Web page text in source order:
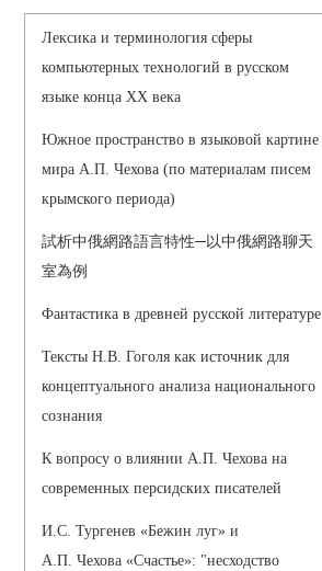
Лексика и терминология сферы
компьютерных технологий в русском
языке конца XX века
Южное пространство в языковой картине
мира А.П. Чехова (по материалам писем
крымского периода)
試析中俄網路語言特性─以中俄網路聊天
室為例
Фантастика в древней русской литературе
Тексты Н.В. Гоголя как источник для
концептуального анализа национального
сознания
К вопросу о влиянии А.П. Чехова на
современных персидских писателей
И.С. Тургенев «Бежин луг» и
А.П. Чехова «Счастье»: "несходство